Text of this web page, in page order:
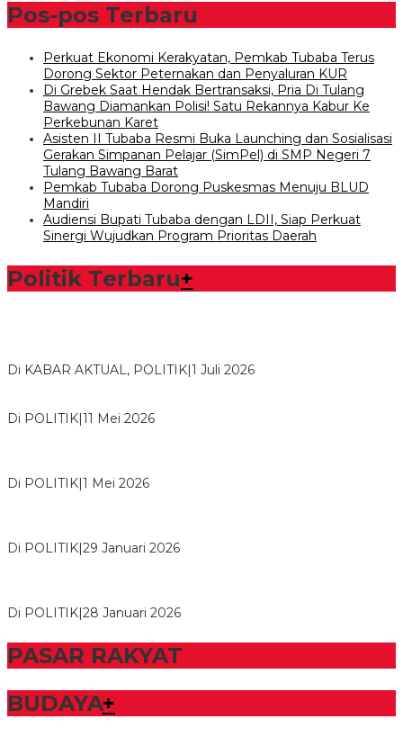
Pos-pos Terbaru
Perkuat Ekonomi Kerakyatan, Pemkab Tubaba Terus
Dorong Sektor Peternakan dan Penyaluran KUR
Di Grebek Saat Hendak Bertransaksi, Pria Di Tulang
Bawang Diamankan Polisi! Satu Rekannya Kabur Ke
Perkebunan Karet
Asisten II Tubaba Resmi Buka Launching dan Sosialisasi
Gerakan Simpanan Pelajar (SimPel) di SMP Negeri 7
Tulang Bawang Barat
Pemkab Tubaba Dorong Puskesmas Menuju BLUD
Mandiri
Audiensi Bupati Tubaba dengan LDII, Siap Perkuat
Sinergi Wujudkan Program Prioritas Daerah
Politik Terbaru+
Di KABAR AKTUAL, POLITIK 1 Juli 2026
Di POLITIK 11 Mei 2026
Di POLITIK 1 Mei 2026
Di POLITIK 29 Januari 2026
Di POLITIK 28 Januari 2026
PASAR RAKYAT
BUDAYA+